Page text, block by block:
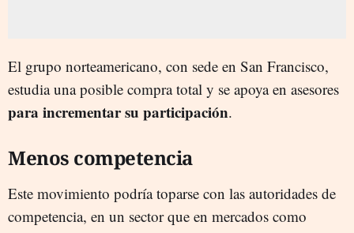
El grupo norteamericano, con sede en San Francisco,
estudia una posible compra total y se apoya en asesores
para incrementar su participación.
Menos competencia
Este movimiento podría toparse con las autoridades de
competencia, en un sector que en mercados como